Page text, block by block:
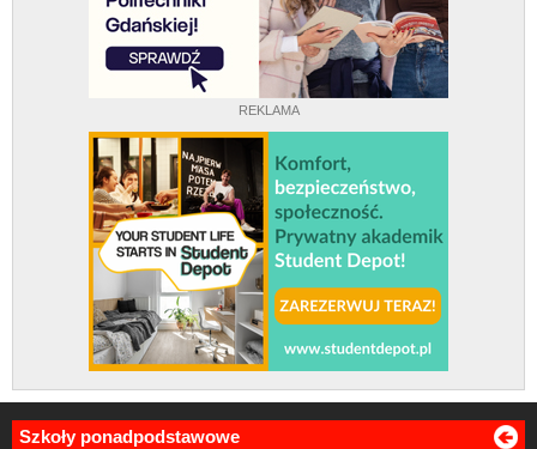
REKLAMA
Szkoły ponadpodstawowe